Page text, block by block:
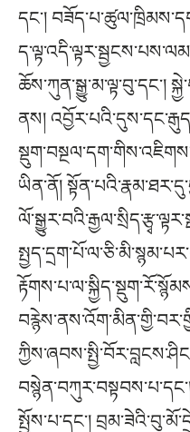
དང༌།
ཆོས་ཀུན་སྒྱུ་མ་ལྟ་བུ་དང༌།
ནས།
ཡིན་ནོ།
སྤྱོས་པ་དང༌།